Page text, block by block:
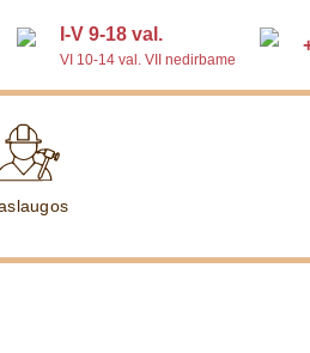
I-V 9-18 val.
VI 10-14 val. VII nedirbame